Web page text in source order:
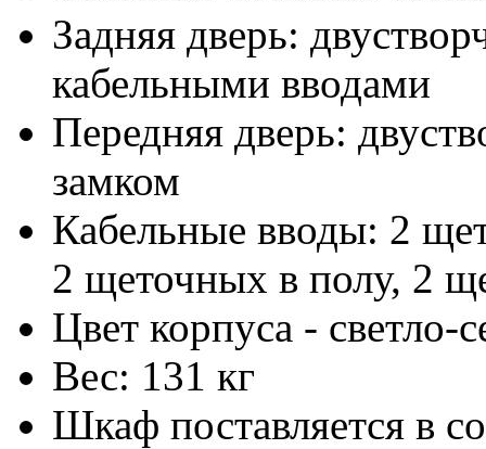
Задняя дверь:
кабельными вводами
Передняя дверь:
замком
Кабельные вводы: 2
2 щеточных в полу, 2
Цвет корпуса -
Вес: 131 кг
Шкаф поставляется в